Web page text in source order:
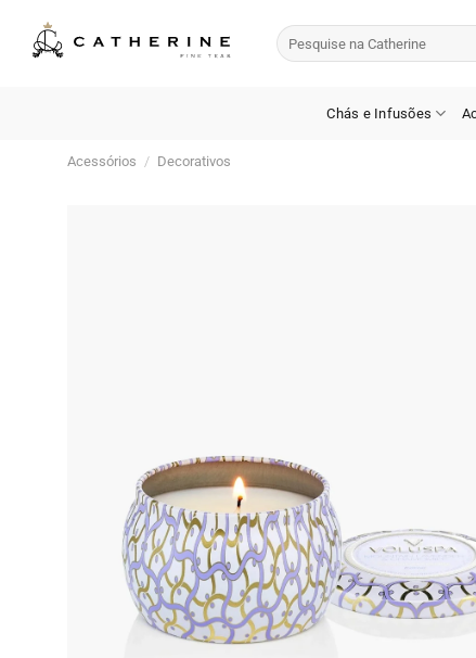
Pesquisar
por:
Chás e Infusões
Acessórios / Decorativos